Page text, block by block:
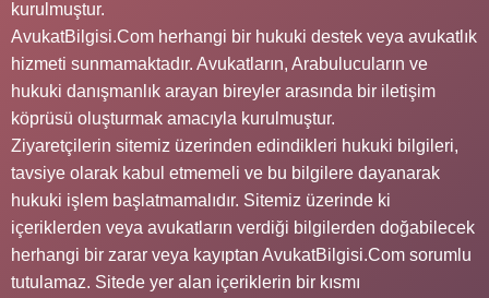
kurulmuştur.
AvukatBilgisi.Com herhangi bir hukuki destek veya avukatlık
hizmeti sunmamaktadır. Avukatların, Arabulucuların ve
hukuki danışmanlık arayan bireyler arasında bir iletişim
köprüsü oluşturmak amacıyla kurulmuştur.
Ziyaretçilerin sitemiz üzerinden edindikleri hukuki bilgileri,
tavsiye olarak kabul etmemeli ve bu bilgilere dayanarak
hukuki işlem başlatmamalıdır. Sitemiz üzerinde ki
içeriklerden veya avukatların verdiği bilgilerden doğabilecek
herhangi bir zarar veya kayıptan AvukatBilgisi.Com sorumlu
tutulamaz. Sitede yer alan içeriklerin bir kısmı